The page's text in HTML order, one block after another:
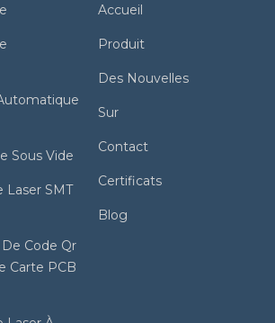
Sous Vide
Laser SMT
Code Qr
Carte PCB
Accueil
Produit
Des Nouvelles
Sur
Contact
Certificats
Blog